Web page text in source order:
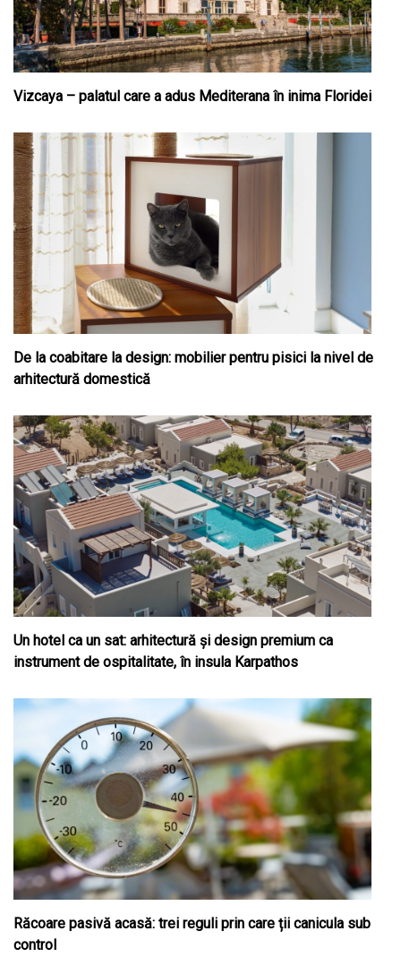
Vizcaya – palatul care a adus Mediterana în inima Floridei
De la coabitare la design: mobilier pentru pisici la nivel de
arhitectură domestică
Un hotel ca un sat: arhitectură și design premium ca
instrument de ospitalitate, în insula Karpathos
Răcoare pasivă acasă: trei reguli prin care ții canicula sub
control